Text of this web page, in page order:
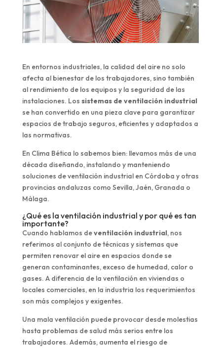
En entornos industriales, la calidad del aire no solo
afecta al bienestar de los trabajadores, sino también
al rendimiento de los equipos y la seguridad de las
instalaciones. Los sistemas de ventilación industrial
se han convertido en una pieza clave para garantizar
espacios de trabajo seguros, eficientes y adaptados a
las normativas.
En Clima Bética lo sabemos bien: llevamos más de una
década diseñando, instalando y manteniendo
soluciones de ventilación industrial en Córdoba y otras
provincias andaluzas como Sevilla, Jaén, Granada o
Málaga.
¿Qué es la ventilación industrial y por qué es tan
importante?
Cuando hablamos deventilación industrial, nos
referimos al conjunto de técnicas y sistemas que
permiten renovar el aire en espacios donde se
generan contaminantes, exceso de humedad, calor o
gases. A diferencia de la ventilación en viviendas o
locales comerciales, en la industria los requerimientos
son más complejos y exigentes.
Una mala ventilación puede provocar desde molestias
hasta problemas de salud más serios entre los
trabajadores. Además, aumenta el riesgo de